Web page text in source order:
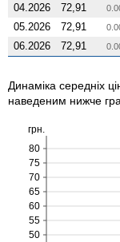
04.2026 72,91
05.2026 72,91
06.2026 72,91
Динаміка середніх
наведеним нижче
50
55
60
65
70
75
80
грн.